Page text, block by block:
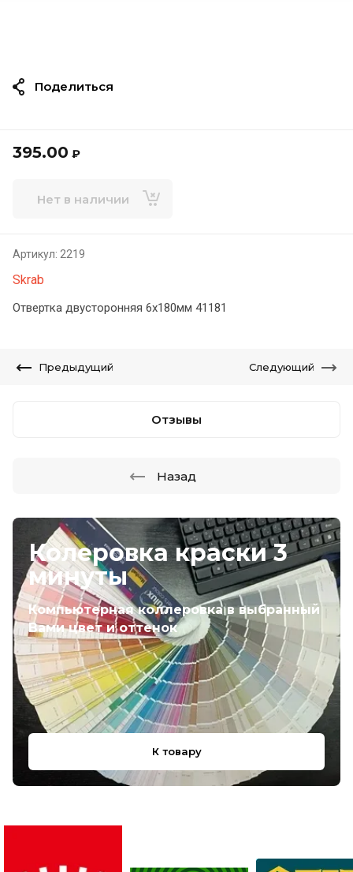
Колеровка краски 3
минуты
Компьютерная коллеровка в выбранный
Вами цвет и оттенок
К товару
395.00 ₽
Нет в наличии
Артикул: 2219
Skrab
Отвертка двусторонняя 6х180мм 41181
Поделиться
Предыдущий Следующий
Отзывы
Назад